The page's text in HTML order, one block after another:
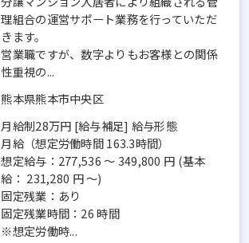
理組合の運営サポート業務を行っていただ
きます。
営業職ですが、数字よりもお客様との関係
性重視の...
熊本県熊本市中央区
月給制28万円 [給与補足] 給与形態
月給（想定労働時間 163.3時間）
想定給与：277,536 ～ 349,800 円 (基本
給： 231,280 円 ～)
固定残業：あり
固定残業時間：26 時間
※想定労働時...